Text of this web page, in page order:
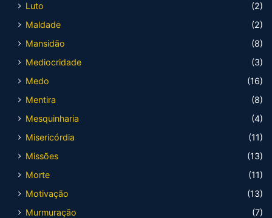
Luto
(2)
Maldade
(2)
Mansidão
(8)
Mediocridade
(3)
Medo
(16)
Mentira
(8)
Mesquinharia
(4)
Misericórdia
(11)
Missões
(13)
Morte
(11)
Motivação
(13)
Murmuração
(7)